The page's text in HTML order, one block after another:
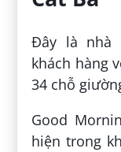
Đây là nhà
khách hàng
34 chỗ
Good
hiện trong